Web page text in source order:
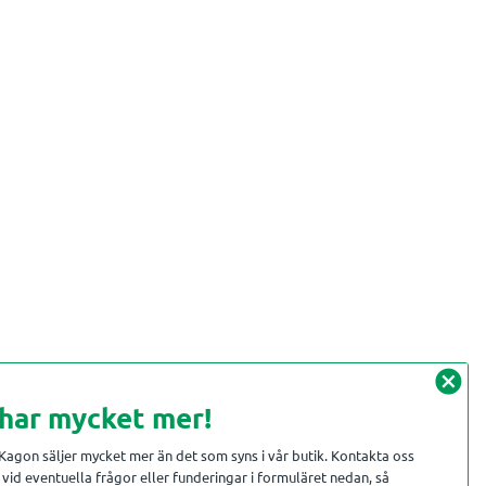
cancel
mycket mer!
säljer mycket mer än det som syns i vår butik. Kontakta oss
eventuella frågor eller funderingar i formuläret nedan, så